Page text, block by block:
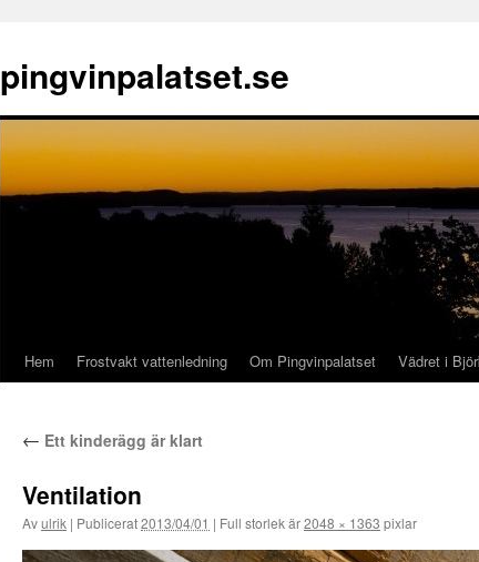
pingvinpalatset.se
Gå
innehåll
Hem Frostvakt vattenledning Om Pingvinpalatset Vädret i
← Ett kinderägg är klart
Ventilation
Avulrik | Publicerat2013/04/01 | Full storlek är2048 × 1363 pixlar